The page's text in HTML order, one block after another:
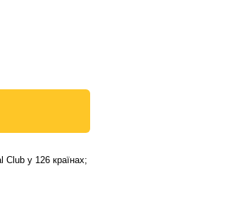
Club у 126 країнах;